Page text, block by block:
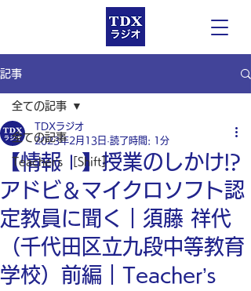
記事
全ての記事
Teacher’s ［Shift］
全ての記事
【情報Ⅰ】授業のしかけ!?
アドビ＆マイクロソフト認
定教員に聞く｜須藤 祥代
（千代田区立九段中等教育
学校）前編｜Teacher’s
TDXラジオ
2023年2月13日 読了時間: 1分